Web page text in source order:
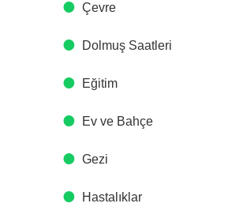
Çevre
Dolmuş Saatleri
Eğitim
Ev ve Bahçe
Gezi
Hastalıklar